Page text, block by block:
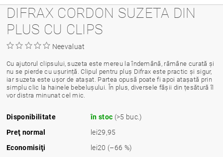
DIFRAX CORDON SUZETA DIN
PLUS CU CLIPS
Neevaluat
Cu ajutorul clipsului, suzeta este mereu la îndemână, rămâne curată și
nu se pierde cu ușurință. Clipul pentru pluș Difrax este practic și sigur,
iar suzeta este ușor de atașat. Partea opusă poate fi apoi atașată prin
simplu clic la hainele bebelușului. În plus, diversele fâșii din țesătură îl
vor distra minunat cel mic.
Disponibilitate în stoc (>5 buc.)
Preţ normal
lei29,95
Economisiţi
lei20 (–66 %)